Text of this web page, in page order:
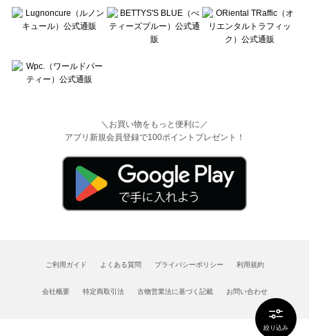
絞り込み
＼お買い物をもっと便利に／
アプリ新規会員登録で100ポイントプレゼント！
ご利用ガイド よくある質問 プライバシーポリシー 利用規約
会社概要 特定商取引法 古物営業法に基づく記載 お問い合わせ